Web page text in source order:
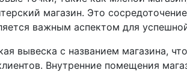
магазин. Это
важным аспектом для
вывеска с названием магазина,
Внутренние помещения